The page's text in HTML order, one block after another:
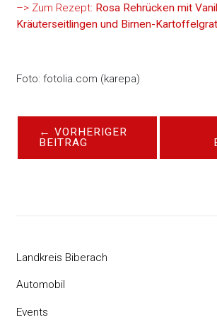
–> Zum Rezept: Rosa Rehrücken mit
Kräuterseitlingen und Birnen-
Foto: fotolia.com (karepa)
← VORHERIGER
BEITRAG
Landkreis Biberach
Automobil
Events